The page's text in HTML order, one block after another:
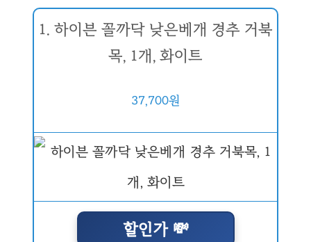
1. 하이븐 꼴까닥 낮은베개 경추 거북
목, 1개, 화이트
37,700원
할인가 💸